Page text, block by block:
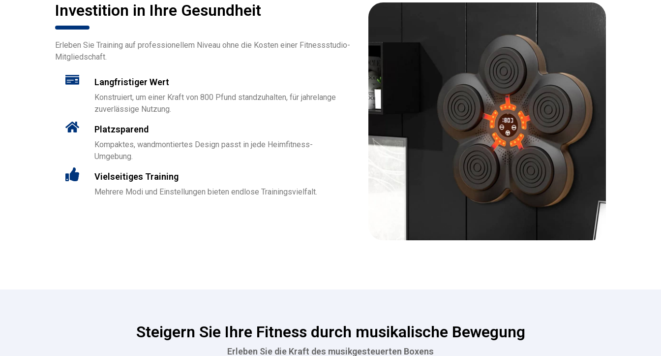
Investition in Ihre Gesundheit
Erleben Sie Training auf professionellem Niveau ohne die Kosten einer Fitnessstudio-
Mitgliedschaft.
Langfristiger Wert
Konstruiert, um einer Kraft von 800 Pfund standzuhalten, für jahrelange
zuverlässige Nutzung.
Platzsparend
Kompaktes, wandmontiertes Design passt in jede Heimfitness-
Umgebung.
Vielseitiges Training
Mehrere Modi und Einstellungen bieten endlose Trainingsvielfalt.
Steigern Sie Ihre Fitness durch musikalische Bewegung
Erleben Sie die Kraft des musikgesteuerten Boxens